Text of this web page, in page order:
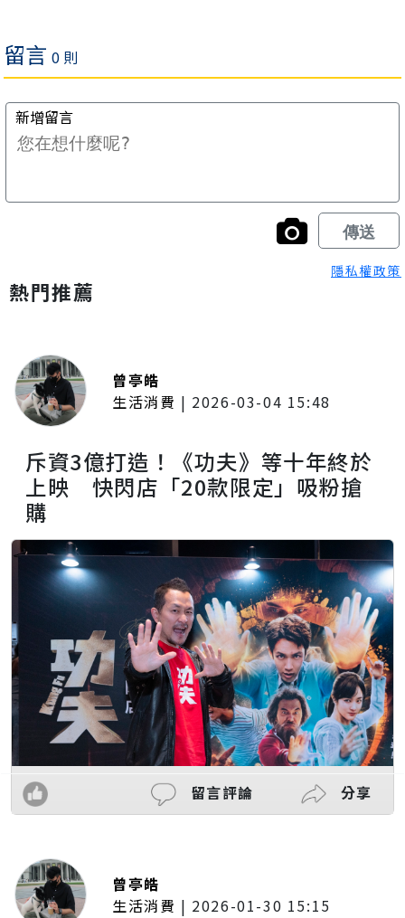
隱私權政策
熱門推薦
曾亭皓
生活消費 | 2026-03-04 15:48
斥資3億打造！《功夫》等十年終於
上映 快閃店「20款限定」吸粉搶
購
留言評論 分享
曾亭皓
生活消費 | 2026-01-30 15:15